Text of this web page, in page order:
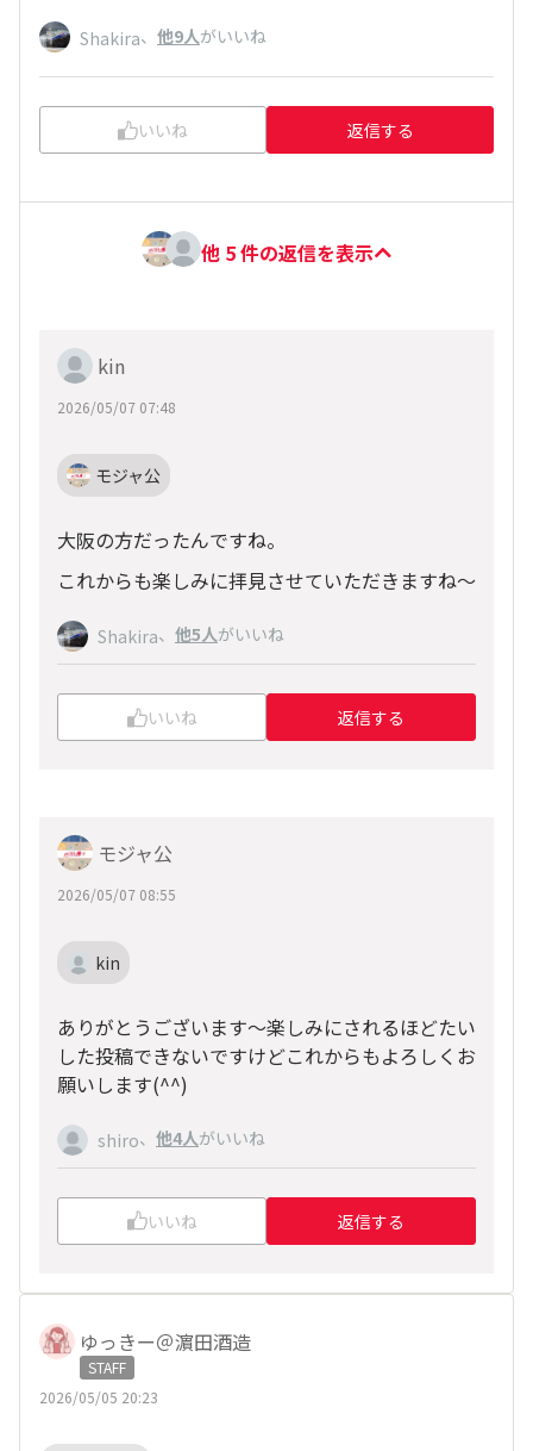
Shakira、 他9人がいいね
いいね 返信する
他 5 件の返信を表示
kin
2026/05/07 07:48
モジャ公
大阪の方だったんですね。
これからも楽しみに拝見させていただきますね～
Shakira、 他5人がいいね
いいね 返信する
モジャ公
2026/05/07 08:55
kin
ありがとうございます〜楽しみにされるほどたい
した投稿できないですけどこれからもよろしくお
願いします(^^)
shiro、 他4人がいいね
いいね 返信する
ゆっきー＠濵田酒造
STAFF
2026/05/05 20:23